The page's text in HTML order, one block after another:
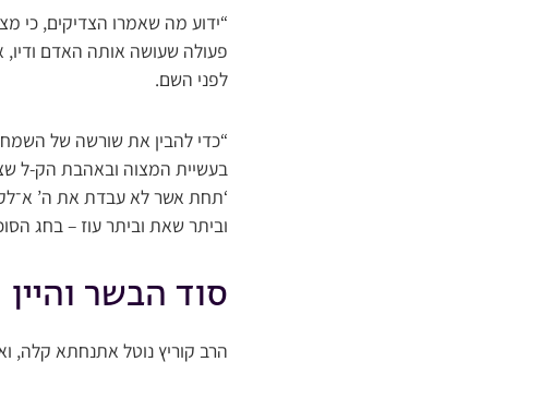
“ידוע מה שאמרו הצדיקים, כי
פעולה שעושה אותה האדם ודיו,
לפני השם.
“כדי להבין את שורשה של
בעשיית המצוה ובאהבת הק-ל
‘תחת אשר לא עבדת את ה’
וביתר שאת וביתר עוז – בחג
סוד הבשר והיין
הרב קוריץ נוטל אתנחתא קלה,